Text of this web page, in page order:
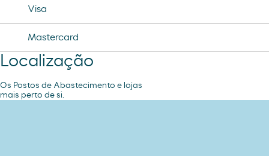
Visa
Mastercard
Localização
Os Postos de Abastecimento e lojas
mais perto de si.